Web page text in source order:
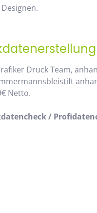
Druck Team,
Netto.
/